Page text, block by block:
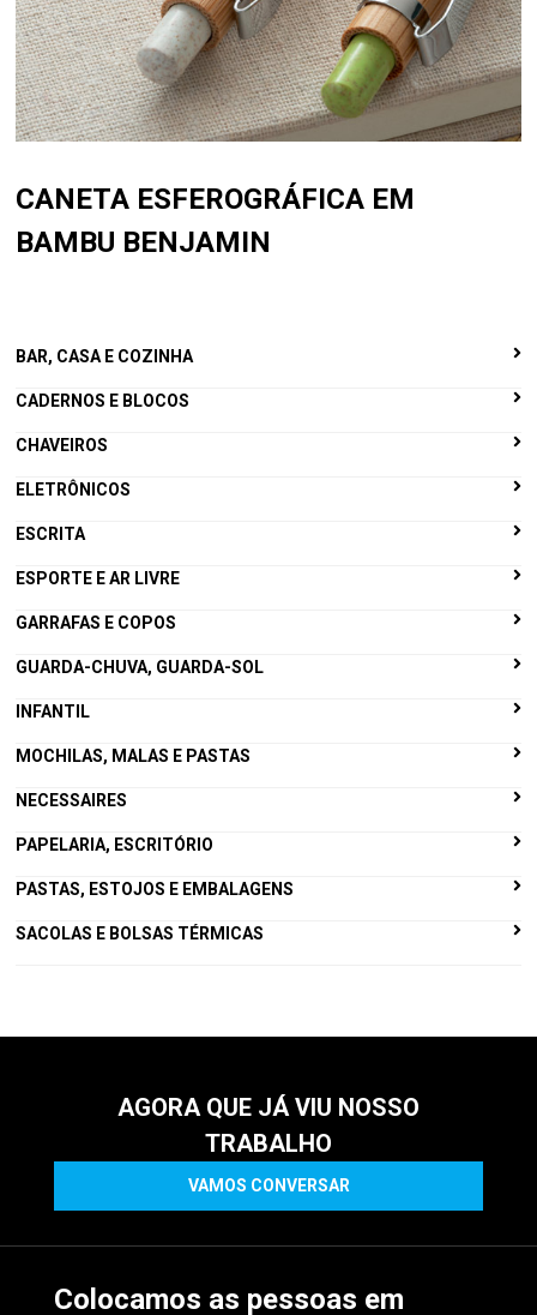
CANETA ESFEROGRÁFICA EM
BAMBU BENJAMIN
BAR, CASA E COZINHA
CADERNOS E BLOCOS
CHAVEIROS
ELETRÔNICOS
ESCRITA
ESPORTE E AR LIVRE
GARRAFAS E COPOS
GUARDA-CHUVA, GUARDA-SOL
INFANTIL
MOCHILAS, MALAS E PASTAS
NECESSAIRES
PAPELARIA, ESCRITÓRIO
PASTAS, ESTOJOS E EMBALAGENS
SACOLAS E BOLSAS TÉRMICAS
AGORA QUE JÁ VIU NOSSO
TRABALHO
VAMOS CONVERSAR
Colocamos as pessoas em